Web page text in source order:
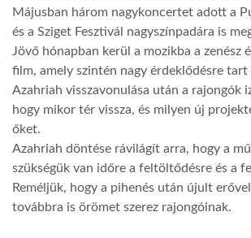
Májusban három nagykoncertet adott a
és a Sziget Fesztivál nagyszínpadára is
Jövő hónapban kerül a mozikba a
film, amely szintén nagy érdeklődésre tart
Azahriah visszavonulása után a rajongók
hogy mikor tér vissza, és milyen új
őket.
Azahriah döntése rávilágít arra, hogy a
szükségük van időre a feltöltődésre és a
Reméljük, hogy a pihenés után újult
továbbra is örömet szerez rajongóinak.